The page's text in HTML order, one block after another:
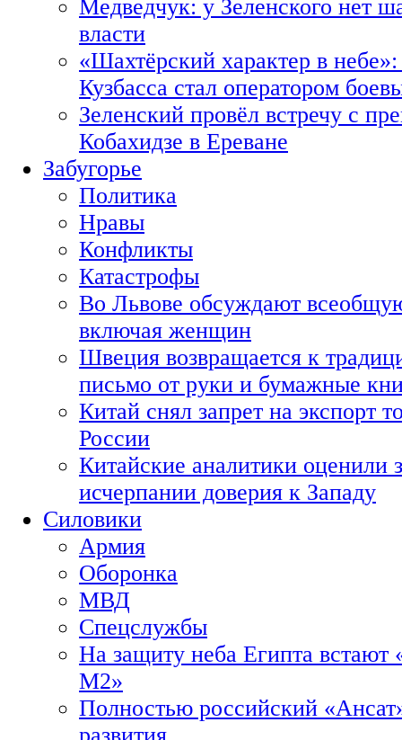
Медведчук: у Зеленского нет
власти
«Шахтёрский характер в
Кузбасса стал оператором
Зеленский провёл встречу с
Кобахидзе в Ереване
Забугорье
Политика
Нравы
Конфликты
Катастрофы
Во Львове обсуждают
включая женщин
Швеция возвращается к
письмо от руки и бумажные
Китай снял запрет на экспорт
России
Китайские аналитики оценили
исчерпании доверия к Западу
Силовики
Армия
Оборонка
МВД
Спецслужбы
На защиту неба Египта встают
М2»
Полностью российский